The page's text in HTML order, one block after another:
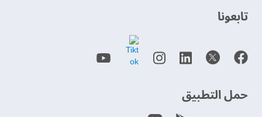
‫تابعونا‬
حمل التطبيق